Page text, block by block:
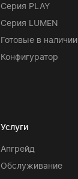
Серия PLAY
Серия LUMEN
Готовые в наличии
Конфигуратор
Услуги
Апгрейд
Обслуживание